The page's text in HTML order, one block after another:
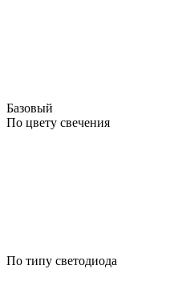
Базовый
По цвету свечения
По типу светодиода